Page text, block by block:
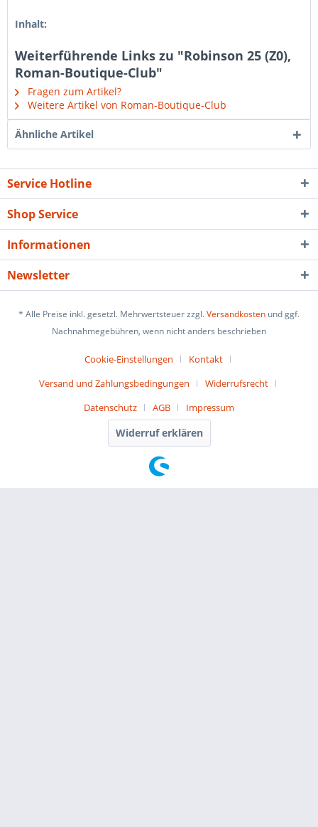
Inhalt:
Weiterführende Links zu "Robinson 25 (Z0),
Roman-Boutique-Club"
Fragen zum Artikel?
Weitere Artikel von Roman-Boutique-Club
Ähnliche Artikel
Service Hotline
Shop Service
Informationen
Newsletter
* Alle Preise inkl. gesetzl. Mehrwertsteuer zzgl.Versandkosten und ggf.
Nachnahmegebühren, wenn nicht anders beschrieben
Cookie-Einstellungen
Kontakt
Versand und Zahlungsbedingungen
Widerrufsrecht
Datenschutz
AGB Impressum
Widerruf erklären